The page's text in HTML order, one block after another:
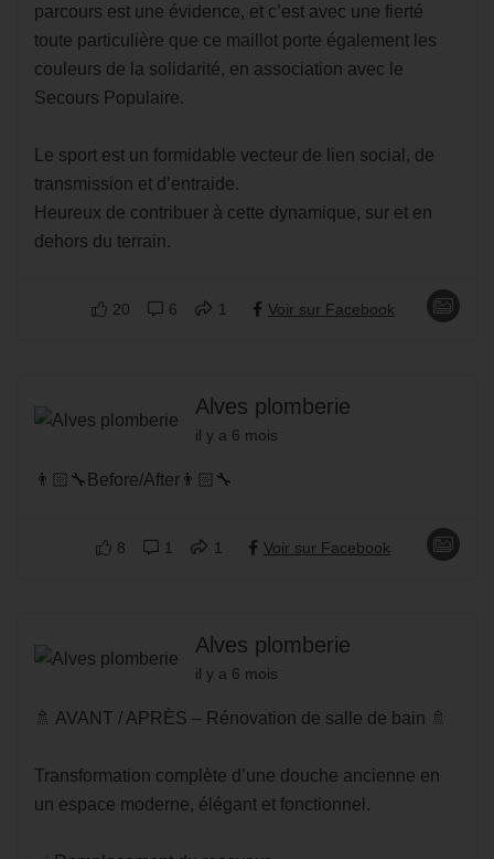
parcours est une évidence, et c’est avec une fierté
toute particulière que ce maillot porte également les
couleurs de la solidarité, en association avec le
Secours Populaire.
Le sport est un formidable vecteur de lien social, de
transmission et d’entraide.
Heureux de contribuer à cette dynamique, sur et en
dehors du terrain.
20 6 1 Voir sur Facebook
Alves plomberie
il y a 6 mois
👨🏻‍🔧Before/After👨🏻‍🔧
8 1 1 Voir sur Facebook
Alves plomberie
il y a 6 mois
🚿 AVANT / APRÈS – Rénovation de salle de bain 🚿
Transformation complète d’une douche ancienne en
un espace moderne, élégant et fonctionnel.